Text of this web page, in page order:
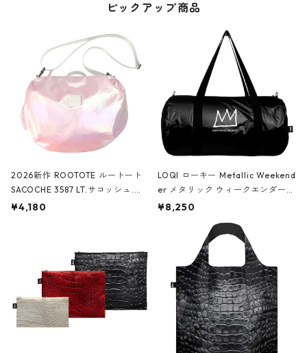
ピックアップ商品
2026新作 ROOTOTE ルートート
SACOCHE 3587 LT.サコッシュ.ル
ミエ-B ショルダーバッグ グロスピ
¥4,180
LOQI ローキー Metallic Weekend
er メタリック ウィークエンダー
ボストンバッグ ショルダーバッグ
Black ジャン=ミッシェル・バスキ
ア/クラウン ブラック
¥8,250